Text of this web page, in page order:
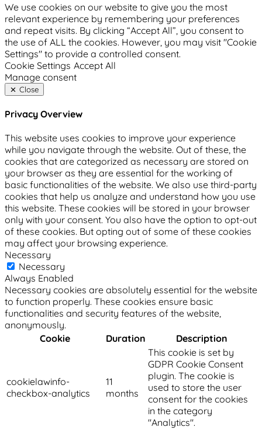
We use cookies on our website to give you the most
relevant experience by remembering your preferences
and repeat visits. By clicking “Accept All”, you consent to
the use of ALL the cookies. However, you may visit "Cookie
Settings" to provide a controlled consent.
Cookie Settings Accept All
Manage consent
Close
Privacy Overview
This website uses cookies to improve your experience
while you navigate through the website. Out of these, the
cookies that are categorized as necessary are stored on
your browser as they are essential for the working of
basic functionalities of the website. We also use third-party
cookies that help us analyze and understand how you use
this website. These cookies will be stored in your browser
only with your consent. You also have the option to opt-out
of these cookies. But opting out of some of these cookies
may affect your browsing experience.
Necessary
Necessary
Always Enabled
Necessary cookies are absolutely essential for the website
to function properly. These cookies ensure basic
functionalities and security features of the website,
anonymously.
Cookie
Duration Description
cookielawinfo-
checkbox-analytics
11
months
This cookie is set by
GDPR Cookie Consent
plugin. The cookie is
used to store the user
consent for the cookies
in the category
"Analytics".